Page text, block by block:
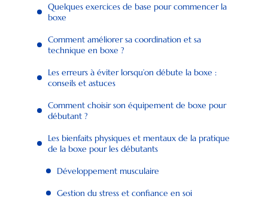
Quelques exercices de base pour commencer la
boxe
Comment améliorer sa coordination et sa
technique en boxe ?
Les erreurs à éviter lorsqu’on débute la boxe :
conseils et astuces
Comment choisir son équipement de boxe pour
débutant ?
Les bienfaits physiques et mentaux de la pratique
de la boxe pour les débutants
Développement musculaire
Gestion du stress et confiance en soi